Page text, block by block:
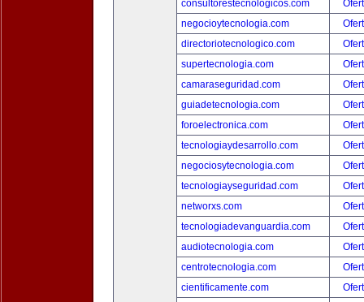
consultorestecnologicos.com
negocioytecnologia.com
directoriotecnologico.com
supertecnologia.com
camaraseguridad.com
guiadetecnologia.com
foroelectronica.com
tecnologiaydesarrollo.com
negociosytecnologia.com
tecnologiayseguridad.com
networxs.com
tecnologiadevanguardia.com
audiotecnologia.com
centrotecnologia.com
cientificamente.com